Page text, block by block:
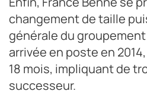
changement de taille
générale du
arrivée en poste en
18 mois, impliquant de
successeur.